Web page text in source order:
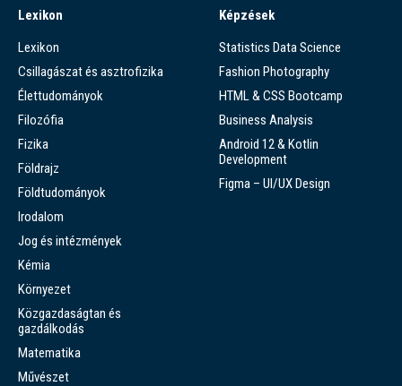
Lexikon
Lexikon
Csillagászat és asztrofizika
Élettudományok
Filozófia
Fizika
Földrajz
Földtudományok
Irodalom
Jog és intézmények
Kémia
Környezet
Közgazdaságtan és
gazdálkodás
Matematika
Művészet
Képzések
Statistics Data Science
Fashion Photography
HTML & CSS Bootcamp
Business Analysis
Android 12 & Kotlin
Development
Figma – UI/UX Design